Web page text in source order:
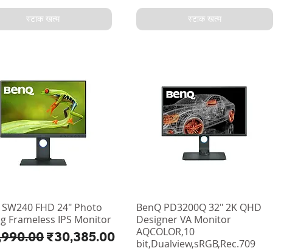
स्टाक खत्म स्टाक खत्म
FHD 24" Photo
Frameless IPS Monitor
मूल्य बिक्री मूल्य
₹30,385.00
BenQ PD3200Q 32" 2K QHD
Designer VA Monitor
AQCOLOR,10
bit,Dualview,sRGB,Rec.709